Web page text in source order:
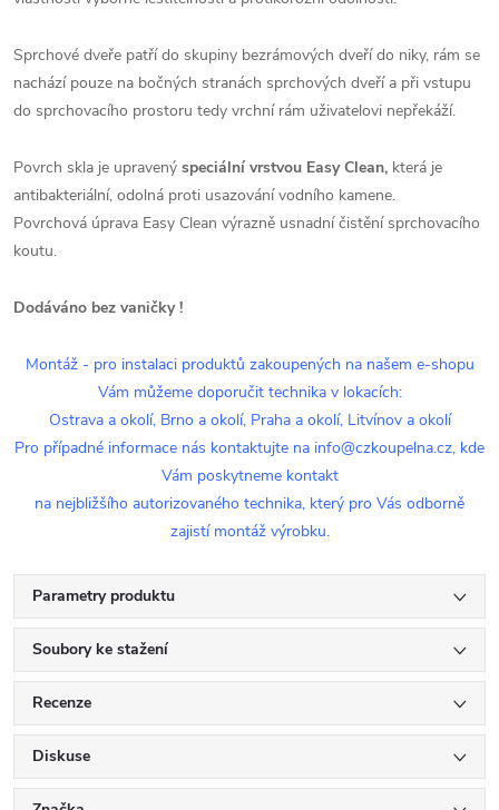
Sprchové dveře patří do skupiny bezrámových dveří do niky, rám se
nachází pouze na bočných stranách sprchových dveří a při vstupu
do sprchovacího prostoru tedy vrchní rám uživatelovi nepřekáží.
Povrch skla je upravený speciální vrstvou Easy Clean, která je
antibakteriální, odolná proti usazování vodního kamene.
Povrchová úprava Easy Clean výrazně usnadní čistění sprchovacího
koutu.
Dodáváno bez vaničky !
Montáž - pro instalaci produktů zakoupených na našem e-shopu
Vám můžeme doporučit technika v lokacích:
Ostrava a okolí, Brno a okolí, Praha a okolí, Litvínov a okolí
Pro případné informace nás kontaktujte na info@czkoupelna.cz, kde
Vám poskytneme kontakt
na nejbližšího autorizovaného technika, který pro Vás odborně
zajistí montáž výrobku.
Parametry produktu
Soubory ke stažení
Recenze
Diskuse